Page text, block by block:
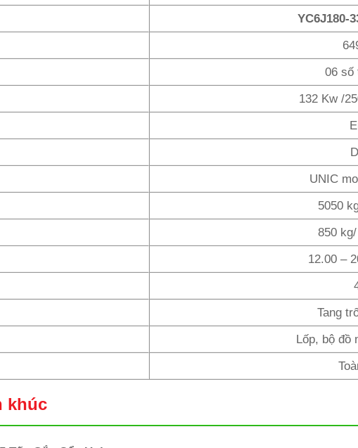
YC6J180-
06 số
132 Kw /
UNIC
5050
850
12.00 –
Tang
Lốp, bộ đồ
khúc